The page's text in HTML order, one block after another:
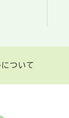
について